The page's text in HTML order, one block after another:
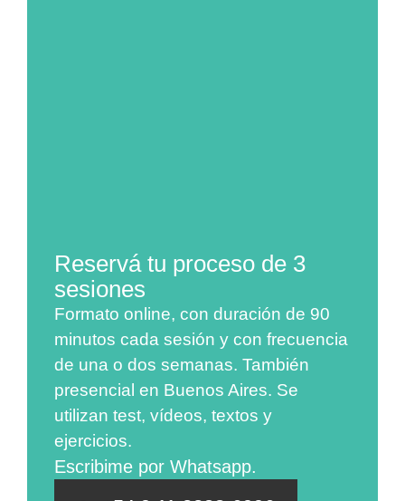
Reservá tu proceso de 3
sesiones
Formato online, con duración de 90
minutos cada sesión y con frecuencia
de una o dos semanas. También
presencial en Buenos Aires. Se
utilizan test, vídeos, textos y
ejercicios.
Escribime por Whatsapp.